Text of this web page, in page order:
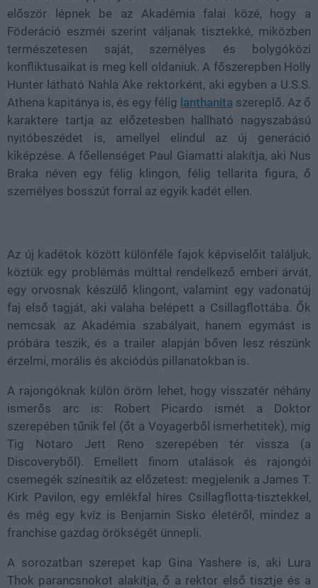
először lépnek be az Akadémia falai közé, hogy a
Föderáció eszméi szerint váljanak tisztekké, miközben
természetesen saját, személyes és bolygóközi
konfliktusaikat is meg kell oldaniuk. A főszerepben Holly
Hunter látható Nahla Ake rektorként, aki egyben a U.S.S.
Athena kapitánya is, és egy félig lanthanita szereplő. Az ő
karaktere tartja az előzetesben hallható nagyszabású
nyitóbeszédet is, amellyel elindul az új generáció
kiképzése. A főellenséget Paul Giamatti alakítja, aki Nus
Braka néven egy félig klingon, félig tellarita figura, ő
személyes bosszút forral az egyik kadét ellen.
Az új kadétok között különféle fajok képviselőit találjuk,
köztük egy problémás múlttal rendelkező emberi árvát,
egy orvosnak készülő klingont, valamint egy vadonatúj
faj első tagját, aki valaha belépett a Csillagflottába. Ők
nemcsak az Akadémia szabályait, hanem egymást is
próbára teszik, és a trailer alapján bőven lesz részünk
érzelmi, morális és akciódús pillanatokban is.
A rajongóknak külön öröm lehet, hogy visszatér néhány
ismerős arc is: Robert Picardo ismét a Doktor
szerepében tűnik fel (őt a Voyagerből ismerhetitek), míg
Tig Notaro Jett Reno szerepében tér vissza (a
Discoveryből). Emellett finom utalások és rajongói
csemegék színesítik az előzetest: megjelenik a James T.
Kirk Pavilon, egy emlékfal híres Csillagflotta-tisztekkel,
és még egy kvíz is Benjamin Sisko életéről, mindez a
franchise gazdag örökségét ünnepli.
A sorozatban szerepet kap Gina Yashere is, aki Lura
Thok parancsnokot alakítja, ő a rektor első tisztje és a